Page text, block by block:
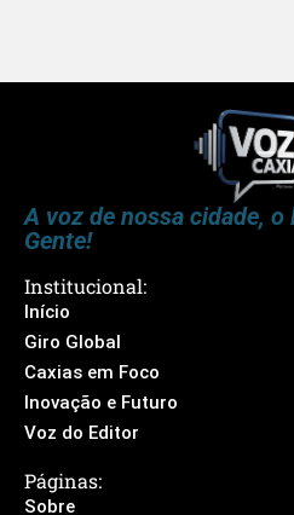
A voz de nossa cidade, o
Gente!
Institucional:
Início
Giro Global
Caxias em Foco
Inovação e Futuro
Voz do Editor
Páginas:
Sobre